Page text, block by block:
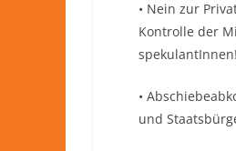
• Nein zur
Kontrolle der
spekulantInnen!
•
und